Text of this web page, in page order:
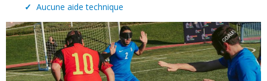
✓ Aucune aide technique